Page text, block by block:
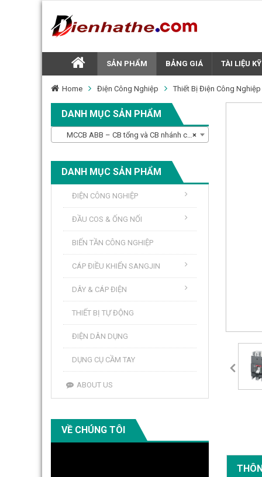
SẢN PHẨM BẢNG GIÁ TÀI LIỆU
Home Điện Công Nghiệp Thiết Bị Điện Công Nghiệp
DANH MỤC SẢN PHẨM
×
MCCB ABB – CB tổng và CB nhánh cho hệ thống điện công suất trung bình
DANH MỤC SẢN PHẨM
ĐIỆN CÔNG NGHIỆP
ĐẦU COS & ỐNG NỐI
BIẾN TẦN CÔNG NGHIỆP
CÁP ĐIỀU KHIỂN SANGJIN
DÂY & CÁP ĐIỆN
THIẾT BỊ TỰ ĐỘNG
ĐIỆN DÂN DỤNG
DỤNG CỤ CẦM TAY
ABOUT US
VỀ CHÚNG TÔI